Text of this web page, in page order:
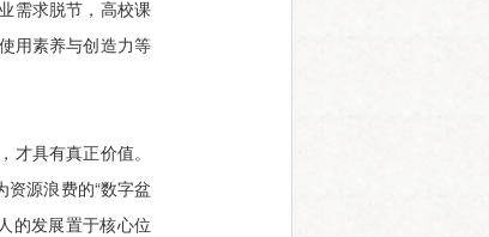
需求脱节，高校课
用素养与创造力等
具有真正价值。
源浪费的“数字盆
的发展置于核心位